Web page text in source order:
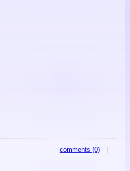
comments (0)| -